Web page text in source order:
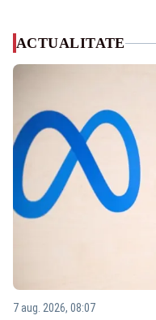
ACTUALITATE
7 aug. 2026, 08:07